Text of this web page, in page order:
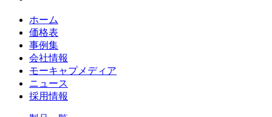
ホーム
価格表
事例集
会社情報
モーキャプメディア
ニュース
採用情報